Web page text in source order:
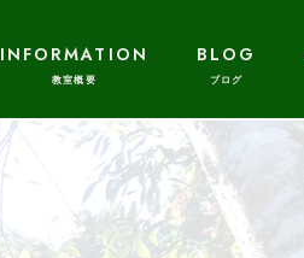
INFORMATION BLOG